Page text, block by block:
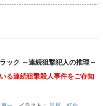
ック ～連続狙撃犯人の推理～
る連続狙撃殺人事件をご存知